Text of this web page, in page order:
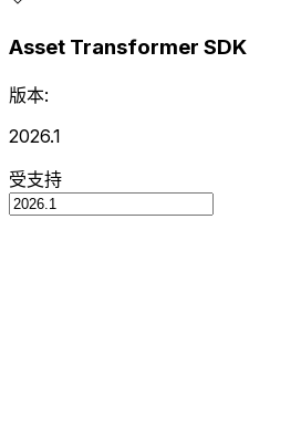
Asset Transformer SDK
版本:
2026.1
受支持